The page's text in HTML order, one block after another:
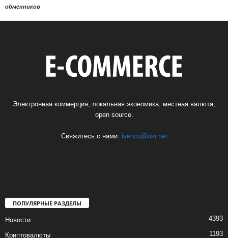
обменников
Электронная коммерция, локальная экономика, местная валюта,
open source.
Свяжитесь с нами: ivenco@ukr.net
ПОПУЛЯРНЫЕ РАЗДЕЛЫ
Новости 4393
Криптовалюты 1193